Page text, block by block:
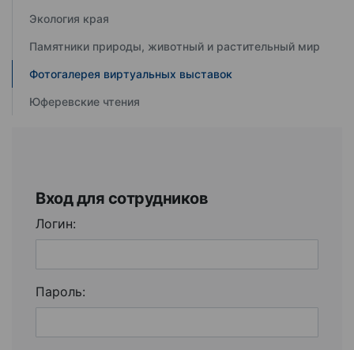
Экология края
Памятники природы, животный и растительный мир
Фотогалерея виртуальных выставок
Юферевские чтения
Вход для сотрудников
Логин:
Пароль: